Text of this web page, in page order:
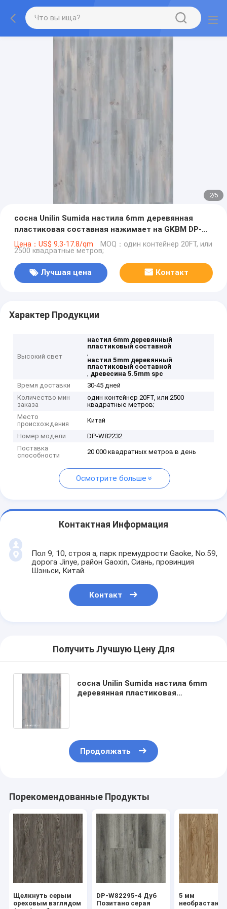
2/5
сосна Unilin Sumida настила 6mm деревянная
пластиковая составная нажимает на GKBM DP-
W82232
Цена：US$ 9.3-17.8/qm MOQ：один контейнер 20FT, или
2500 квадратные метров;
Лучшая цена Контакт
Характер Продукции
Высокий свет
настил 6mm деревянный
пластиковый составной
,
настил 5mm деревянный
пластиковый составной
, древесина 5.5mm spc
Время доставки
30-45 дней
Количество мин
заказа
один контейнер 20FT, или 2500
квадратные метров;
Место
происхождения
Китай
Номер модели
DP-W82232
Поставка
способности
20 000 квадратных метров в день
Осмотрите больше
Контактная Информация
Пол 9, 10, строя a, парк премудрости Gaoke, No.59,
дорога Jinye, район Gaoxin, Сиань, провинция
Шэньси, Китай.
Контакт
Получить Лучшую Цену Для
сосна Unilin Sumida настила 6mm
деревянная пластиковая
Продолжать
Порекомендованные Продукты
Щелкнуть серым
ореховым взглядом
DP-W82295-4 Дуб
Позитано серая
5 мм